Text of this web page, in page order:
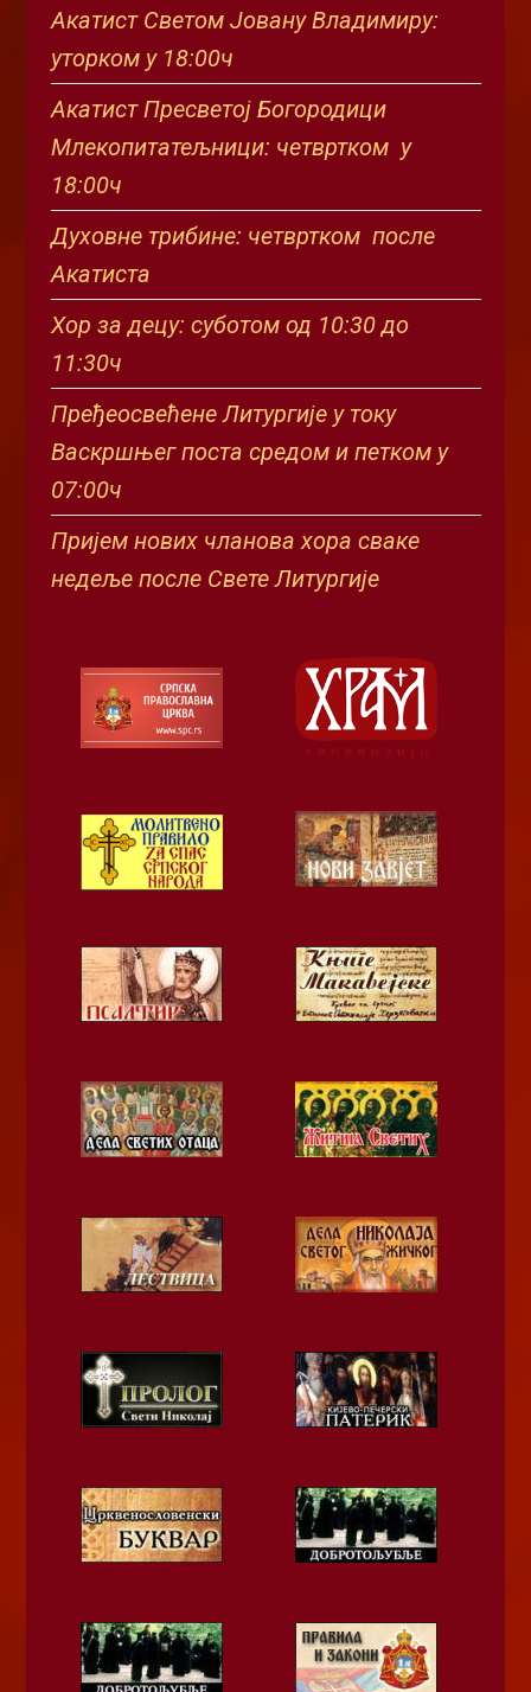
Акатист Светом Јовану Владимиру:
уторком у 18:00ч
Акатист Пресветој Богородици
Млекопитатељници: четвртком у
18:00ч
Духовне трибине: четвртком после
Акатиста
Хор за децу: суботом од 10:30 до
11:30ч
Пређеосвећене Литургије у току
Васкршњег поста средом и петком у
07:00ч
Пријем нових чланова хора сваке
недеље после Свете Литургије